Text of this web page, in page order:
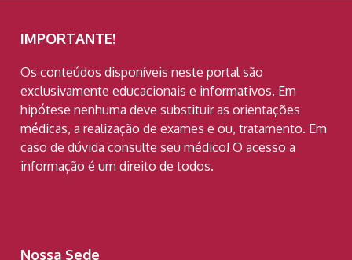
IMPORTANTE!
Os conteúdos disponíveis neste portal são
exclusivamente educacionais e informativos. Em
hipótese nenhuma deve substituir as orientações
médicas, a realização de exames e ou, tratamento. Em
caso de dúvida consulte seu médico! O acesso a
informação é um direito de todos.
Nossa Sede